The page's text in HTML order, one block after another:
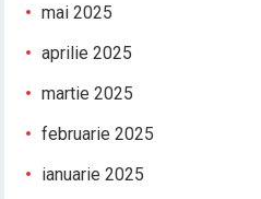
mai 2025
aprilie 2025
martie 2025
februarie 2025
ianuarie 2025